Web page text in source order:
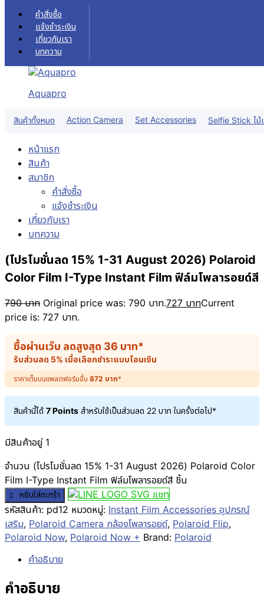
Skip to content
คำสั่งซื้อ
แจ้งชำระเงิน
เกี่ยวกับเรา
บทความ
Aquapro
สินค้าทั้งหมด Action Camera Set Accessories Selfie Stick ไม้
หน้าแรก
สินค้า
สมาชิก
คำสั่งซื้อ
แจ้งชำระเงิน
เกี่ยวกับเรา
บทความ
(โปรโมชั่นลด 15% 1-31 August 2026) Polaroid
Color Film I-Type Instant Film ฟิล์มโพลารอยด์สี
790บาท Original price was: 790 บาท.727 บาทCurrent
price is: 727 บาท.
ซื้อผ่านเว็บ ลดสูงสุด 36 บาท*
รับส่วนลด 5% เมื่อเลือกชำระแบบโอนเงิน
ราคาเต็มบนแพลตฟอร์มอื่น 872 บาท*
สินค้านี้ได้ 7 Points สำหรับใช้เป็นส่วนลด 22 บาท ในครั้งต่อไป*
มีสินค้าอยู่ 1
จำนวน (โปรโมชั่นลด 15% 1-31 August 2026) Polaroid Color
Film I-Type Instant Film ฟิล์มโพลารอยด์สี ชิ้น
หยิบใส่ตะกร้า
แชท
รหัสสินค้า: pd12 หมวดหมู่: Instant Film Accessories อุปกรณ์
เสริม, Polaroid Camera กล้องโพลารอยด์, Polaroid Flip,
Polaroid Now, Polaroid Now + Brand: Polaroid
คำอธิบาย
คำอธิบาย